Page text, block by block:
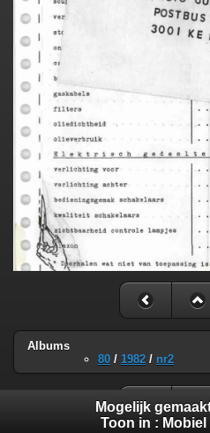
Albums
80 / 1982 / nr2
Mogelijk
Toon in : Mobiel